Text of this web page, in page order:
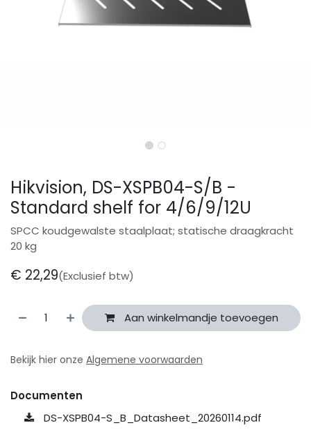
Hikvision, DS-XSPB04-S/B -
Standard shelf for 4/6/9/12U
SPCC koudgewalste staalplaat; statische draagkracht
20 kg
€ 22,29(Exclusief btw)
Aan winkelmandje toevoegen
Bekijk hier onze Algemene voorwaarden
Documenten
DS-XSPB04-S_B_Datasheet_20260114.pdf